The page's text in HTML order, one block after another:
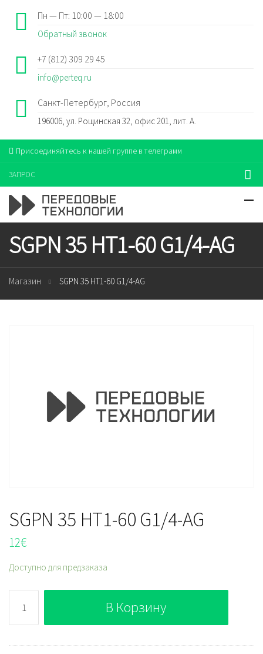
Пн — Пт: 10:00 — 18:00
Обратный звонок
+7 (812) 309 29 45
info@perteq.ru
Санкт-Петербург, Россия
196006, ул. Рощинская 32, офис 201, лит. А.
Присоединяйтесь к нашей группе в телеграмм
ЗАПРОС
SGPN 35 HT1-60 G1/4-AG
Магазин SGPN 35 HT1-60 G1/4-AG
SGPN 35 HT1-60 G1/4-AG
12€
Доступно для предзаказа
SGPN
35
HT1-
В Корзину